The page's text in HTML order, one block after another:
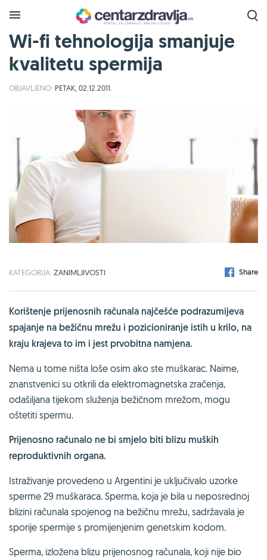
Wi-fi tehnologija smanjuje
kvalitetu spermija
OBJAVLJENO: PETAK, 02.12.2011.
KATEGORIJA: ZANIMLJIVOSTI Share
Korištenje prijenosnih računala najčešće podrazumijeva
spajanje na bežičnu mrežu i pozicioniranje istih u krilo, na
kraju krajeva to im i jest prvobitna namjena.
Nema u tome ništa loše osim ako ste muškarac. Naime,
znanstvenici su otkrili da elektromagnetska zračenja,
odašiljana tijekom služenja bežičnom mrežom, mogu
oštetiti spermu.
Prijenosno računalo ne bi smjelo biti blizu muških
reproduktivnih organa.
Istraživanje provedeno u Argentini je uključivalo uzorke
sperme 29 muškaraca. Sperma, koja je bila u neposrednoj
blizini računala spojenog na bežičnu mrežu, sadržavala je
sporije spermije s promijenjenim genetskim kodom.
Sperma, izložena blizu prijenosnog računala, koji nije bio